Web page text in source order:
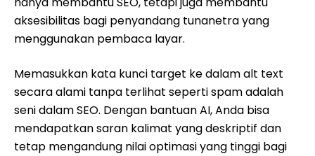
aksesibilitas bagi penyandang tunanetra yang
menggunakan pembaca layar.
Memasukkan kata kunci target ke dalam alt text
secara alami tanpa terlihat seperti spam adalah
seni dalam SEO. Dengan bantuan AI, Anda bisa
mendapatkan saran kalimat yang deskriptif dan
tetap mengandung nilai optimasi yang tinggi bagi